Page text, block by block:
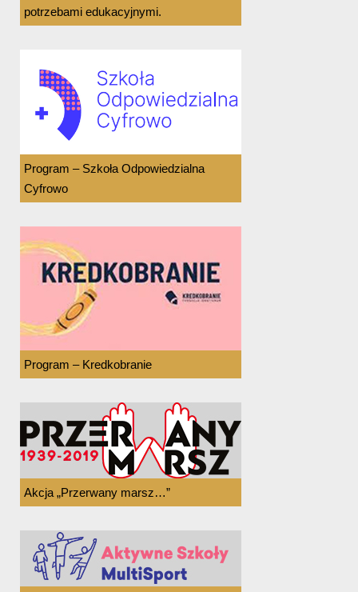
potrzebami edukacyjnymi.
Program – Szkoła Odpowiedzialna
Cyfrowo
Program – Kredkobranie
Akcja „Przerwany marsz…”